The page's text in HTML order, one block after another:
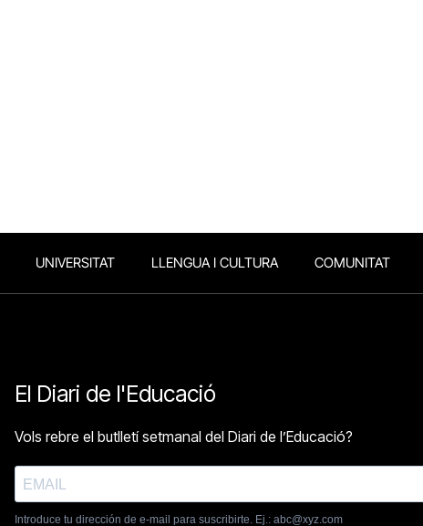
UNIVERSITAT LLENGUA I CULTURA COMUNITAT